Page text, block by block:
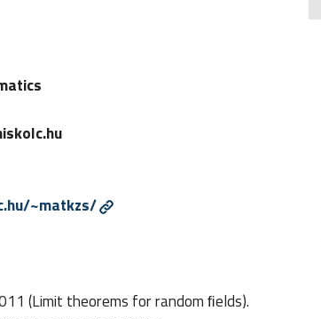
~matkzs/
(Limit theorems for random ﬁelds).